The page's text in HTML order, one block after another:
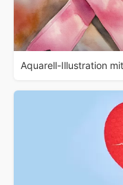
Aquarell-Illustration